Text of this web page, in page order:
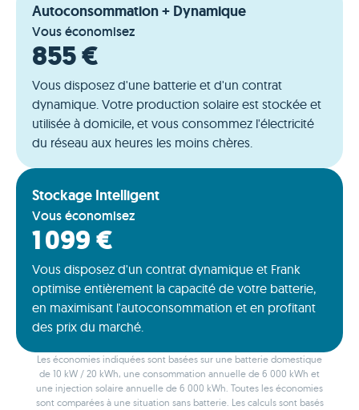
Autoconsommation + Dynamique
Vous économisez
855 €
Vous disposez d'une batterie et d'un contrat
dynamique. Votre production solaire est stockée et
utilisée à domicile, et vous consommez l'électricité
du réseau aux heures les moins chères.
Stockage Intelligent
Vous économisez
1 099 €
Vous disposez d'un contrat dynamique et Frank
optimise entièrement la capacité de votre batterie,
en maximisant l'autoconsommation et en profitant
des prix du marché.
Les économies indiquées sont basées sur une batterie domestique
de 10 kW / 20 kWh, une consommation annuelle de 6 000 kWh et
une injection solaire annuelle de 6 000 kWh. Toutes les économies
sont comparées à une situation sans batterie. Les calculs sont basés